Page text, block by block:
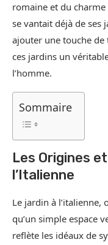
romaine et du
se vantait déjà de ses
ajouter une touche de
ces jardins un
l’homme.
Sommaire
Les Origines
l’Italienne
Le jardin à l’italienne,
qu’un simple espace
reflète les idéaux de